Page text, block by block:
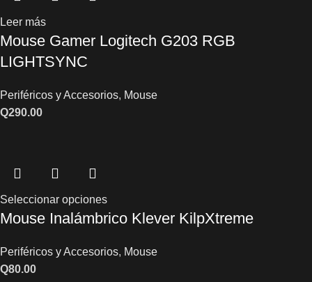
Leer más
Mouse Gamer Logitech G203 RGB
LIGHTSYNC
Periféricos y Accesorios, Mouse
Q290.00
Seleccionar opciones
Mouse Inalámbrico Klever KilpXtreme
Periféricos y Accesorios, Mouse
Q80.00